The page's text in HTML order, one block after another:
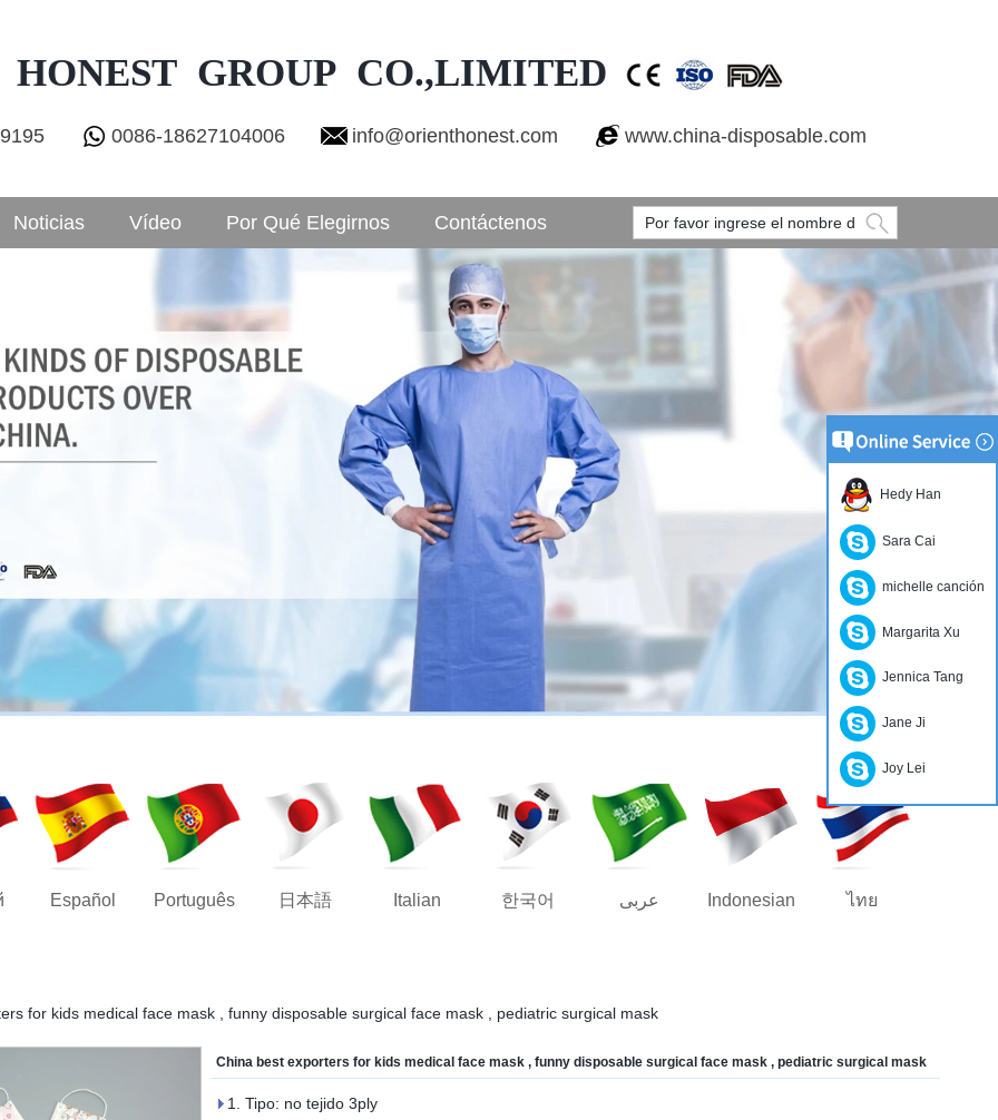
HONEST GROUP CO.,LIMITED
0086-18627104006 info@orienthonest.com www.china-disposable.com
Noticias Vídeo Por Qué Elegirnos Contáctenos
Español Português 日本語 Italian 한국어 عربى Indonesian ไทย
for kids medical face mask , funny disposable surgical face mask , pediatric surgical mask
China best exporters for kids medical face mask , funny disposable surgical face mask , pediatric surgical mask
1. Tipo: no tejido 3ply
Hedy Han
Sara Cai
michelle canción
Margarita Xu
Jennica Tang
Jane Ji
Joy Lei